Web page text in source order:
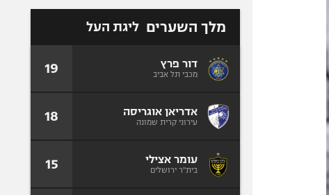
מלך השערים ליגת העל
דור פרץ
מכבי תל אביב 19
אדריאן אוגריסה
עירוני קרית שמונה 18
עומר אצילי
בית"ר ירושלים 15